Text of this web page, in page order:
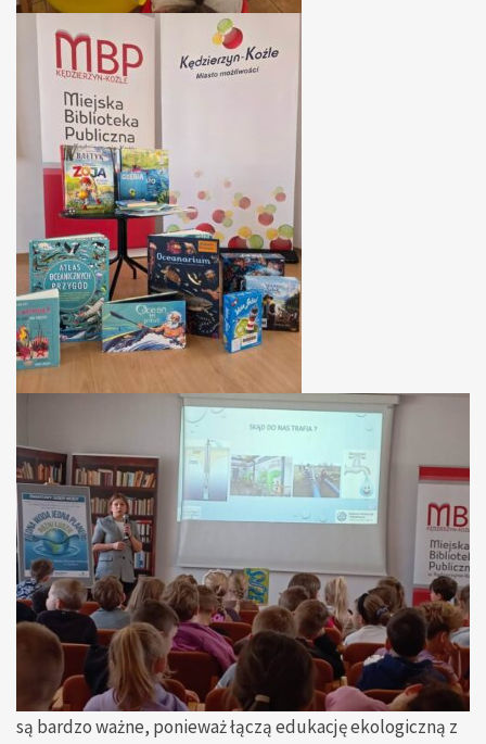
są bardzo ważne, ponieważ łączą edukację ekologiczną z